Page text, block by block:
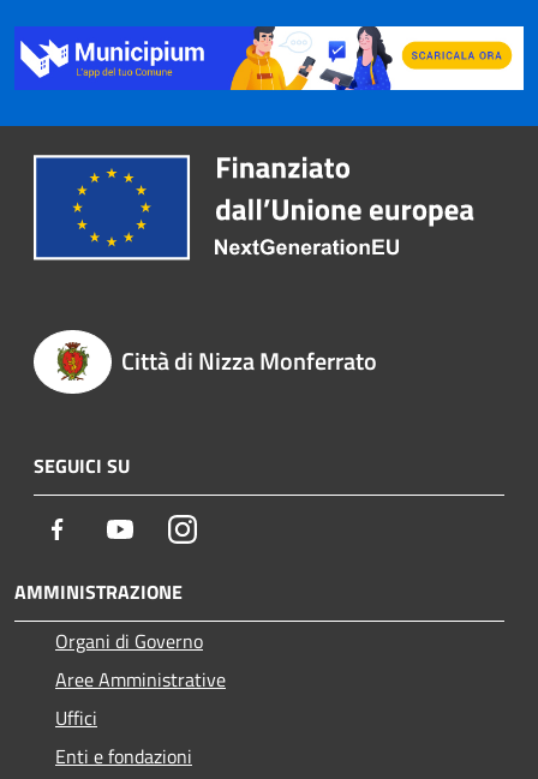
Città di Nizza Monferrato
SEGUICI SU
Facebook YoutubeInstagram
AMMINISTRAZIONE
Organi di Governo
Aree Amministrative
Uffici
Enti e fondazioni